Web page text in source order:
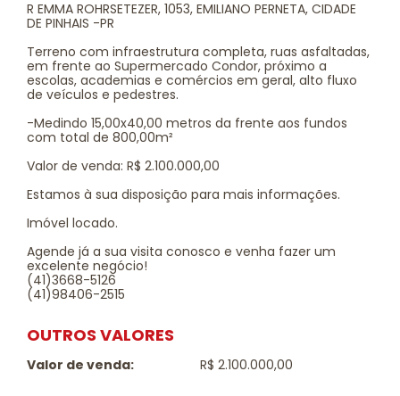
R EMMA ROHRSETEZER, 1053, EMILIANO PERNETA, CIDADE
DE PINHAIS -PR
Terreno com infraestrutura completa, ruas asfaltadas,
em frente ao Supermercado Condor, próximo a
escolas, academias e comércios em geral, alto fluxo
de veículos e pedestres.
-Medindo 15,00x40,00 metros da frente aos fundos
com total de 800,00m²
Valor de venda: R$ 2.100.000,00
Estamos à sua disposição para mais informações.
Imóvel locado.
Agende já a sua visita conosco e venha fazer um
excelente negócio!
(41)3668-5126
(41)98406-2515
OUTROS VALORES
Valor de venda: R$ 2.100.000,00